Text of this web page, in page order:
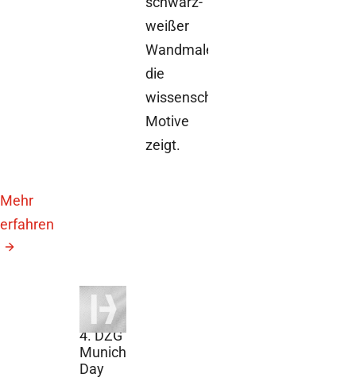
29. Juli
2026
4. DZG
Munich
Day
Mehr
erfahren